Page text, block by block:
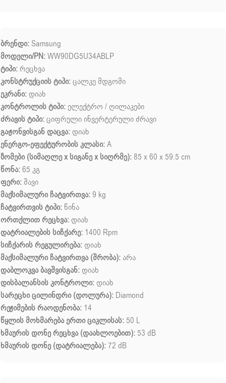
ბრენდი: Samsung
მოდელი/PN:WW90DG5U34ABLP
ტიპი: რეცხვა
კონსტრუქციის ტიპი:ცალკე მდგომი
ეკრანი: დიახ
კონტროლის ტიპი:ელექტრო / ღილაკები
ძრავის ტიპი:ციფრული ინვერტერული ძრავი
გაჟონვისგან დაცვა: დიახ
ენერგო-ეფექტურობის კლასი:A
ზომები (სიმაღლე x სიგანე x სიღრმე):85 x 60 x 59.5 cm
წონა:65 კგ
ფერი:შავი
მაქსიმალური ჩატვირთვა:9 kg
ჩატვირთვის ტიპი: წინა
ორთქლით რეცხვა: დიახ
დატრიალების სიჩქარე: 1400 Rpm
სიჩქარის რეგულირება: დიახ
მაქსიმალური ჩატვირთვა (შრობა):არა
დაბლოკვა ბავშვისგან: დიახ
დისბალანსის კონტროლი: დიახ
სარეცხი ცილინდრი (დოლურა): Diamond
რეჟიმების რაოდენობა: 14
წყლის მოხმარება ერთი ციკლისას: 50 L
ხმაურის დონე რეცხვა (დაახლოებით): 53 dB
ხმაურის დონე (დატრიალება): 72 dB